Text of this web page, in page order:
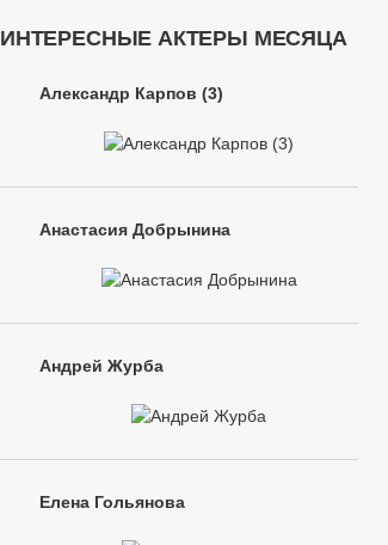
ИНТЕРЕСНЫЕ АКТЕРЫ МЕСЯЦА
Александр Карпов (3)
Анастасия Добрынина
Андрей Журба
Елена Гольянова